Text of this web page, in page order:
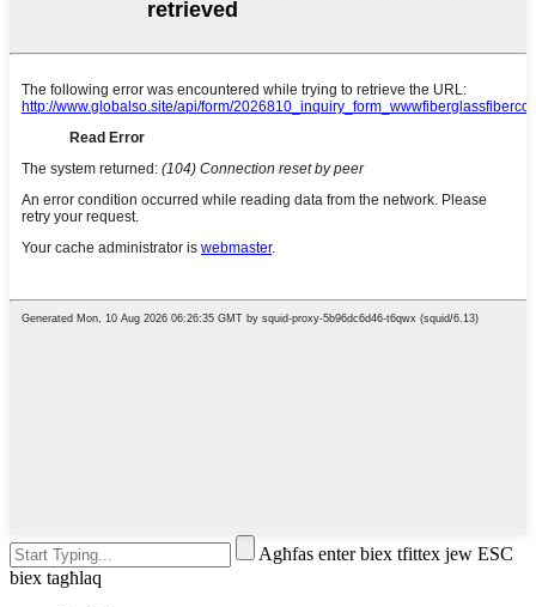
Agħfas enter biex tfittex jew ESC
biex tagħlaq